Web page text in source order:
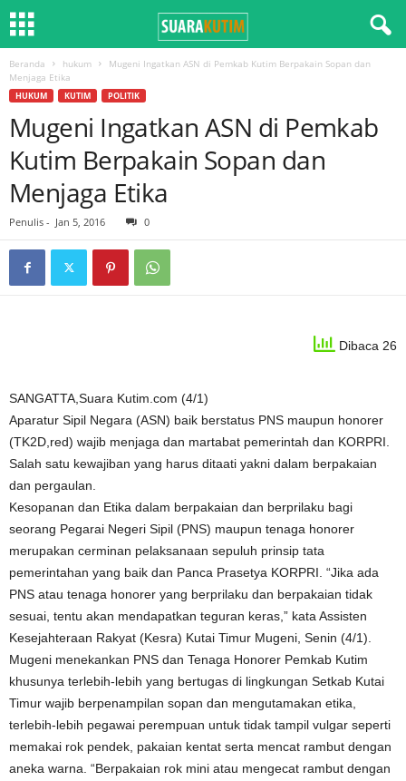
Beranda hukum
Mugeni Ingatkan ASN di Pemkab Kutim Berpakain Sopan dan
Menjaga Etika
HUKUM KUTIM POLITIK
Mugeni Ingatkan ASN di Pemkab
Kutim Berpakain Sopan dan
Menjaga Etika
Penulis - Jan 5, 2016 0
Dibaca 26
SANGATTA,Suara Kutim.com (4/1)
Aparatur Sipil Negara (ASN) baik berstatus PNS maupun honorer
(TK2D,red) wajib menjaga dan martabat pemerintah dan KORPRI.
Salah satu kewajiban yang harus ditaati yakni dalam berpakaian
dan pergaulan.
Kesopanan dan Etika dalam berpakaian dan berprilaku bagi
seorang Pegarai Negeri Sipil (PNS) maupun tenaga honorer
merupakan cerminan pelaksanaan sepuluh prinsip tata
pemerintahan yang baik dan Panca Prasetya KORPRI. “Jika ada
PNS atau tenaga honorer yang berprilaku dan berpakaian tidak
sesuai, tentu akan mendapatkan teguran keras,” kata Assisten
Kesejahteraan Rakyat (Kesra) Kutai Timur Mugeni, Senin (4/1).
Mugeni menekankan PNS dan Tenaga Honorer Pemkab Kutim
khusunya terlebih-lebih yang bertugas di lingkungan Setkab Kutai
Timur wajib berpenampilan sopan dan mengutamakan etika,
terlebih-lebih pegawai perempuan untuk tidak tampil vulgar seperti
memakai rok pendek, pakaian kentat serta mencat rambut dengan
aneka warna. “Berpakaian rok mini atau mengecat rambut dengan